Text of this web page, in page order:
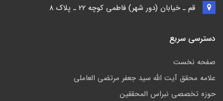
قم ـ خيابان (دور شهر) فاطمي كوچه 22 ـ پلاک 8
دسترسی سریع
صفحه نخست
علامه محقق آیت الله سید جعفر مرتضی العاملی
حوزه تخصصی نبراس المحققین